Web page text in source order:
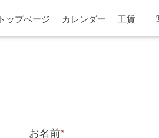
トップページ カレンダー 工賃
お名前*